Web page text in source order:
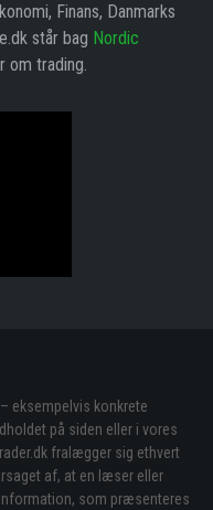
Finans, Danmarks
står bag Nordic
om trading.
eksempelvis konkrete
på siden eller i vores
fralægger sig ethvert
af, at en læser eller
som præsenteres